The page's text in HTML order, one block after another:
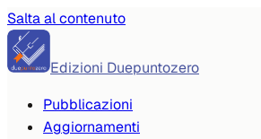
Salta al contenuto
Edizioni Duepuntozero
Pubblicazioni
Aggiornamenti